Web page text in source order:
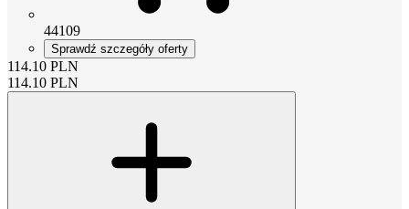
44109
Sprawdź szczegóły oferty
114.10 PLN
114.10 PLN